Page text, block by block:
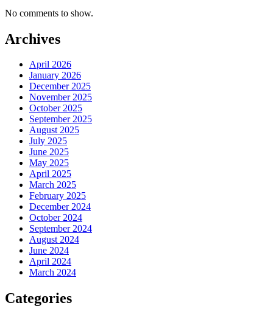
No comments to show.
Archives
April 2026
January 2026
December 2025
November 2025
October 2025
September 2025
August 2025
July 2025
June 2025
May 2025
April 2025
March 2025
February 2025
December 2024
October 2024
September 2024
August 2024
June 2024
April 2024
March 2024
Categories